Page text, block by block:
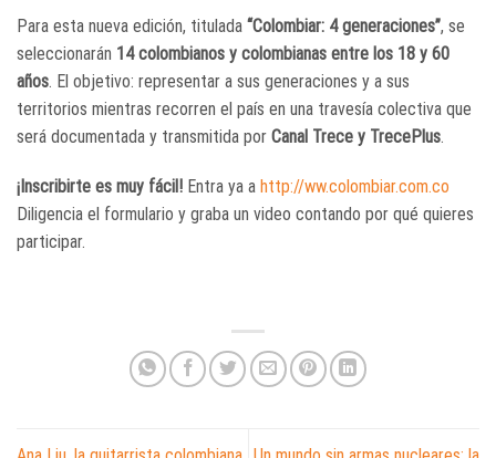
Para esta nueva edición, titulada “Colombiar: 4 generaciones”, se
seleccionarán 14 colombianos y colombianas entre los 18 y 60
años. El objetivo: representar a sus generaciones y a sus
territorios mientras recorren el país en una travesía colectiva que
será documentada y transmitida por Canal Trece y TrecePlus.
¡Inscribirte es muy fácil! Entra ya a http://ww.colombiar.com.co
Diligencia el formulario y graba un video contando por qué quieres
participar.